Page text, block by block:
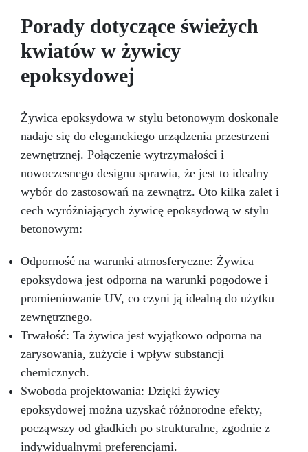
długotrwałego kontaktu ze skórą.
Porady dotyczące świeżych
kwiatów w żywicy
epoksydowej
Żywica epoksydowa w stylu betonowym doskonale
nadaje się do eleganckiego urządzenia przestrzeni
zewnętrznej. Połączenie wytrzymałości i
nowoczesnego designu sprawia, że jest to idealny
wybór do zastosowań na zewnątrz. Oto kilka zalet i
cech wyróżniających żywicę epoksydową w stylu
betonowym:
Odporność na warunki atmosferyczne: Żywica
epoksydowa jest odporna na warunki pogodowe i
promieniowanie UV, co czyni ją idealną do użytku
zewnętrznego.
Trwałość: Ta żywica jest wyjątkowo odporna na
zarysowania, zużycie i wpływ substancji
chemicznych.
Swoboda projektowania: Dzięki żywicy
epoksydowej można uzyskać różnorodne efekty,
począwszy od gładkich po strukturalne, zgodnie z
indywidualnymi preferencjami.